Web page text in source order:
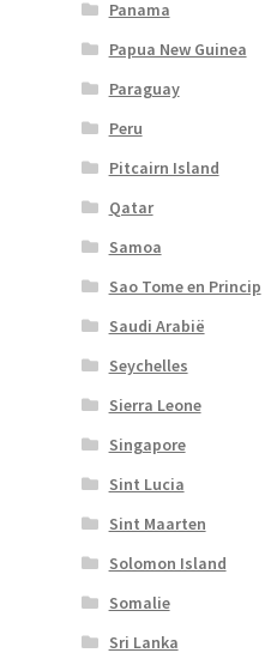
Panama
Papua New Guinea
Paraguay
Peru
Pitcairn Island
Qatar
Samoa
Sao Tome en Princip
Saudi Arabië
Seychelles
Sierra Leone
Singapore
Sint Lucia
Sint Maarten
Solomon Island
Somalie
Sri Lanka